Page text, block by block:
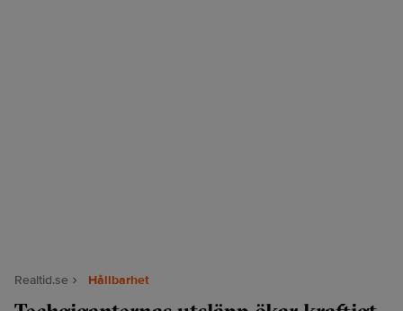
Realtid.se Hållbarhet